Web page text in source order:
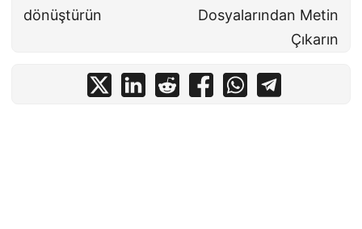
dönüştürün
Dosyalarından Metin
Çıkarın